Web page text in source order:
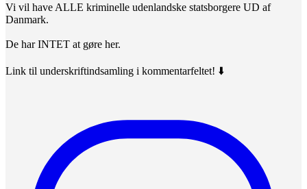
Vi vil have ALLE kriminelle udenlandske statsborgere UD af
Danmark.
De har INTET at gøre her.
Link til underskriftindsamling i kommentarfeltet! ⬇️